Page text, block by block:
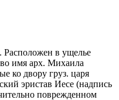
в ущелье
имя арх. Михаила
ко двору груз. царя
эристав Иесе (надпись
поврежденном